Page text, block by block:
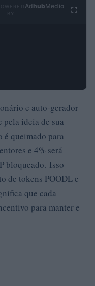
Ad hubMedia
e auto-gerador
pela ideia de sua
é queimado para
e 4% será
bloqueado. Isso
de tokens POODL e
que cada
para manter e